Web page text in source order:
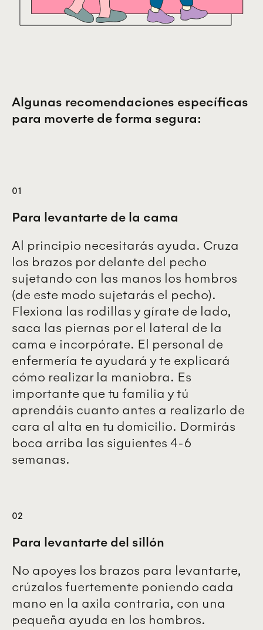
Algunas recomendaciones específicas
para moverte de forma segura:
01
Para levantarte de la cama
Al principio necesitarás ayuda. Cruza
los brazos por delante del pecho
sujetando con las manos los hombros
(de este modo sujetarás el pecho).
Flexiona las rodillas y gírate de lado,
saca las piernas por el lateral de la
cama e incorpórate. El personal de
enfermería te ayudará y te explicará
cómo realizar la maniobra. Es
importante que tu familia y tú
aprendáis cuanto antes a realizarlo de
cara al alta en tu domicilio. Dormirás
boca arriba las siguientes 4-6
semanas.
02
Para levantarte del sillón
No apoyes los brazos para levantarte,
crúzalos fuertemente poniendo cada
mano en la axila contraria, con una
pequeña ayuda en los hombros.